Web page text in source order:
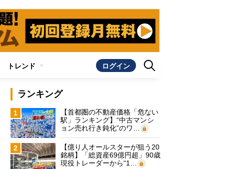
トレンド ログイン
ランキング
1
【首都圏の不動産価格「危ない
駅」ランキング】“中古マンシ
ョン売れ行き鈍化”のワ…
2
【億り人オールスターが狙う20
銘柄】「総資産69億円超」90歳
現役トレーダーから“1…